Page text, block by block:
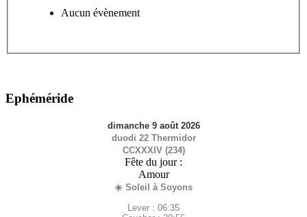
Aucun évènement
Ephéméride
dimanche 9 août 2026
duodi 22 Thermidor
CCXXXIV (234)
Fête du jour :
Amour
☀️ Soleil à Soyons
Lever : 06:35